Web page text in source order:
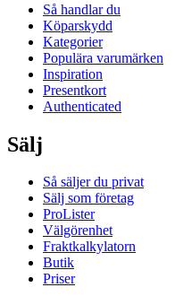
Så handlar du
Köparskydd
Kategorier
Populära varumärken
Inspiration
Presentkort
Authenticated
Sälj
Så säljer du privat
Sälj som företag
ProLister
Välgörenhet
Fraktkalkylatorn
Butik
Priser